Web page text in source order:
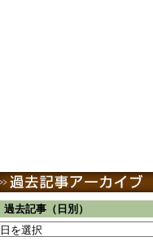
過去記事（日別）